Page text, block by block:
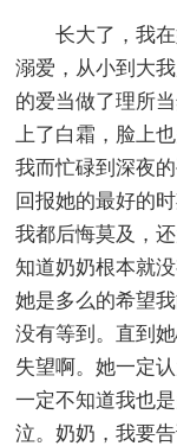
长大了，我在
溺爱，从小到大
的爱当做了理所
上了白霜，脸上
我而忙碌到深夜
回报她的最好的
我都后悔莫及，
知道奶奶根本就
她是多么的希望
没有等到。直到
失望啊。她一定
一定不知道我也
泣。奶奶，我要